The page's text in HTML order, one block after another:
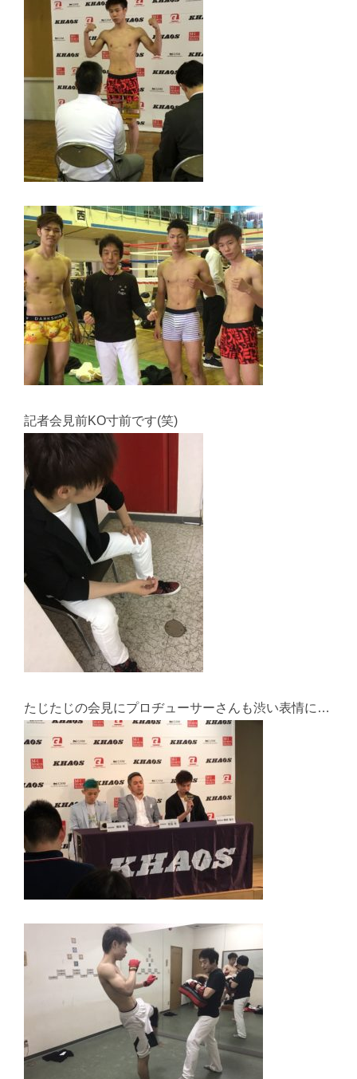
記者会見前KO寸前です(笑)
たじたじの会見にプロヂューサーさんも渋い表情に…